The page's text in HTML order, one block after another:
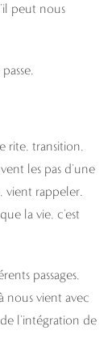
peut nous
rite, transition,
les pas d’une
vient rappeler.
la vie, c’est
passages,
nous vient avec
l’intégration de